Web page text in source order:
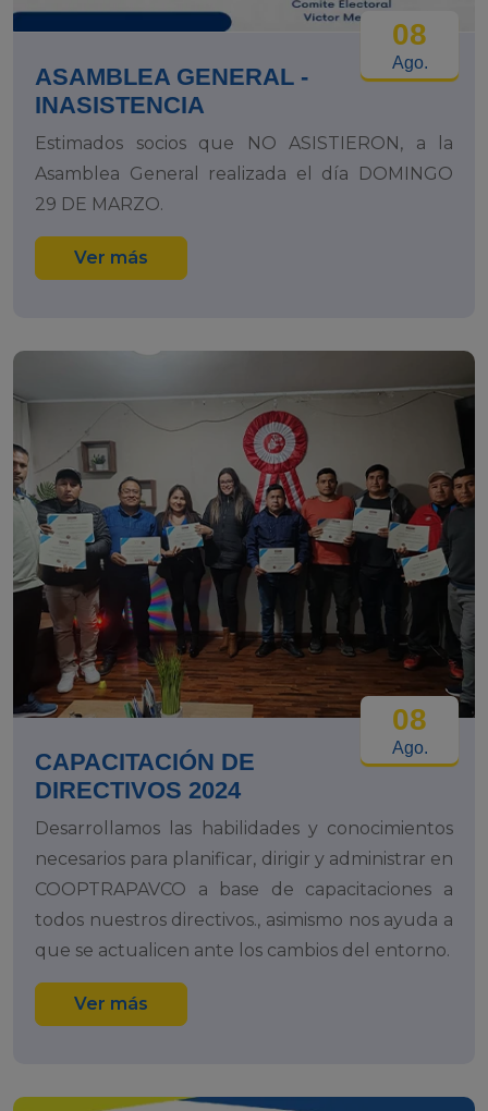
08
Ago.
ASAMBLEA GENERAL -
INASISTENCIA
Estimados socios que NO ASISTIERON, a la
Asamblea General realizada el día DOMINGO
29 DE MARZO.
Ver más
08
Ago.
CAPACITACIÓN DE
DIRECTIVOS 2024
Desarrollamos las habilidades y conocimientos
necesarios para planificar, dirigir y administrar en
COOPTRAPAVCO a base de capacitaciones a
todos nuestros directivos., asimismo nos ayuda a
que se actualicen ante los cambios del entorno.
Ver más